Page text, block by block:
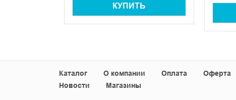
КУПИТЬ
Каталог О компании Оплата Оферта
Новости
Магазины